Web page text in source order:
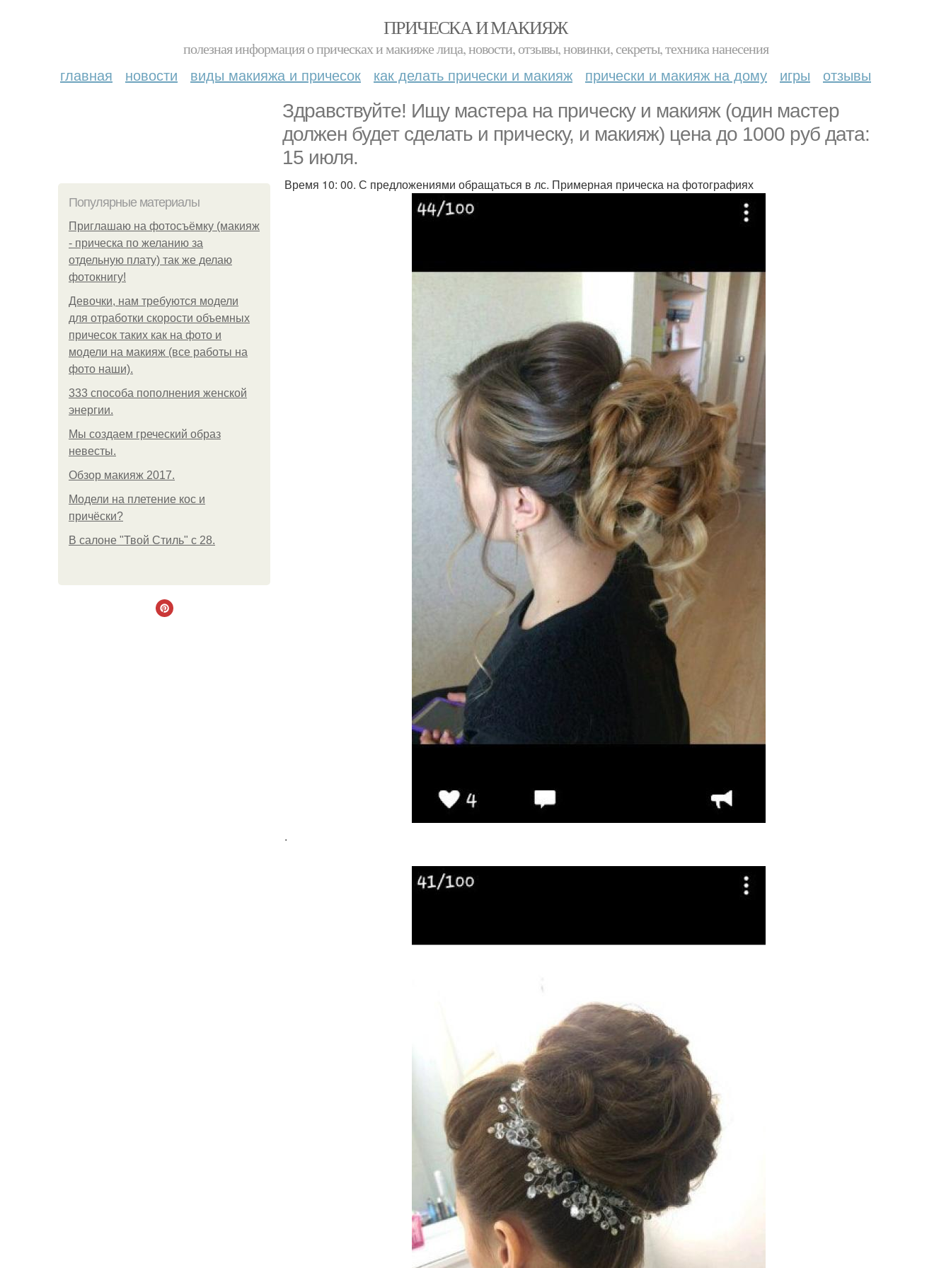
ПРИЧЕСКА И МАКИЯЖ
полезная информация о прическах и макияже лица, новости, отзывы, новинки, секреты, техника нанесения
главная новости виды макияжа и причесок как делать прически и макияж прически и макияж на дому игры отзывы
Здравствуйте! Ищу мастера на прическу и макияж (один мастер
должен будет сделать и прическу, и макияж) цена до 1000 руб дата:
15 июля.
Популярные материалы
Приглашаю на фотосъёмку (макияж
- прическа по желанию за
отдельную плату) так же делаю
фотокнигу!
Девочки, нам требуются модели
для отработки скорости объемных
причесок таких как на фото и
модели на макияж (все работы на
фото наши).
333 способа пополнения женской
энергии.
Мы создаем греческий образ
невесты.
Обзор макияж 2017.
Модели на плетение кос и
причёски?
В салоне "Твой Стиль" с 28.
Время 10: 00. С предложениями обращаться в лс. Примерная прическа на фотографиях
.